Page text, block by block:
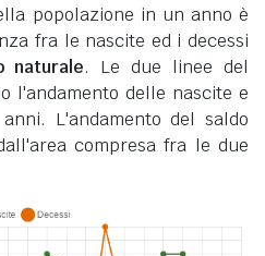
popolazione in un anno è
fra le nascite ed i decessi
naturale. Le due linee del
l'andamento delle nascite e
L'andamento del saldo
compresa fra le due